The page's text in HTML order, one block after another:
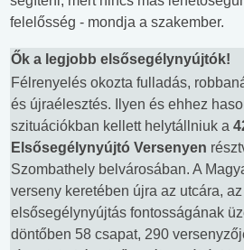
felelősség - mondja a szakember.
Ők a legjobb elsősegélynyújtók!
Félrenyelés okozta fulladás,
és újraélesztés. Ilyen és ehhez
szituációkban kellett helytállniuk a
Elsősegélynyújtó Versenyen
Szombathely belvárosában. A
verseny keretében újra az utcára,
elsősegélynyújtás fontosságának
döntőben 58 csapat, 290